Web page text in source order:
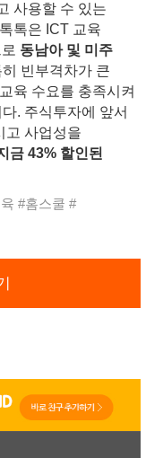
사용할 수 있는
톡은 ICT 교육
동남아 및 미주
빈부격차가 큰
육 수요를 충족시켜
. 주식투자에 앞서
고 사업성을
금 43% 할인된
#홈스쿨 #